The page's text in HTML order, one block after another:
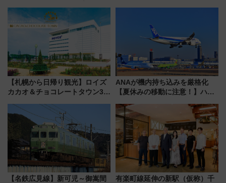
暇村のお得な日帰りプランも登
場
うかも 参加方法やスケジュール
【札幌から日帰り観光】ロイズ
カカオ＆チョコレートタウン3周
詰め放題を開催、ロイズタウン
駅からのアクセスも
ANAが機内持ち込みを厳格化
【夏休みの移動に注意！】ハン
「身の回り品」新サイズ制限
(40×30×20cm)おさらい
【名鉄広見線】新可児～御嵩間
有楽町線延伸の新駅（仮称）千